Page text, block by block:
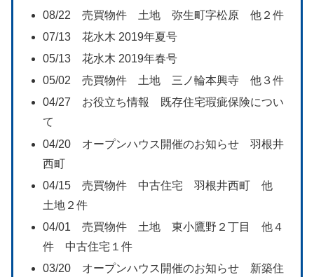
08/22 売買物件 土地 弥生町字松原 他２件
07/13 花水木 2019年夏号
05/13 花水木 2019年春号
05/02 売買物件 土地 三ノ輪本興寺 他３件
04/27 お役立ち情報 既存住宅瑕疵保険につい
て
04/20 オープンハウス開催のお知らせ 羽根井
西町
04/15 売買物件 中古住宅 羽根井西町 他
土地２件
04/01 売買物件 土地 東小鷹野２丁目 他４
件 中古住宅１件
03/20 オープンハウス開催のお知らせ 新築住